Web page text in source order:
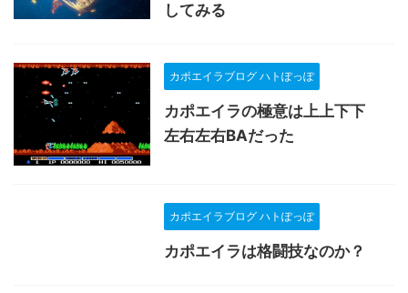
してみる
カポエイラブログ ハトぽっぽ
カポエイラの極意は上上下下
左右左右BAだった
カポエイラブログ ハトぽっぽ
カポエイラは格闘技なのか？